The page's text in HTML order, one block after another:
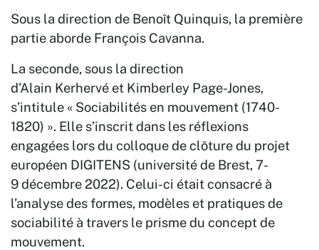
Sous la direction de Benoît Quinquis, la première
partie aborde François Cavanna.
La seconde, sous la direction
d’Alain Kerhervé et Kimberley Page-Jones,
s’intitule « Sociabilités en mouvement (1740-
1820) ». Elle s’inscrit dans les réflexions
engagées lors du colloque de clôture du projet
européen DIGITENS (université de Brest, 7-
9 décembre 2022). Celui-ci était consacré à
l’analyse des formes, modèles et pratiques de
sociabilité à travers le prisme du concept de
mouvement.